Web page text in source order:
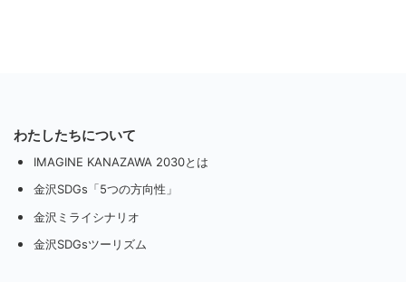
わたしたちについて
IMAGINE KANAZAWA 2030とは
金沢SDGs「5つの方向性」
金沢ミライシナリオ
金沢SDGsツーリズム